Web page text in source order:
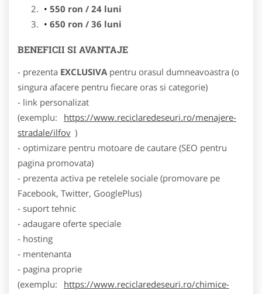
550 ron / 24 luni
650 ron / 36 luni
BENEFICII SI AVANTAJE
- prezenta EXCLUSIVA pentru orasul dumneavoastra (o
singura afacere pentru fiecare oras si categorie)
- link personalizat
(exemplu:
https://www.reciclaredeseuri.ro/menajere-
stradale/ilfov )
- optimizare pentru motoare de cautare (SEO pentru
pagina promovata)
- prezenta activa pe retelele sociale (promovare pe
Facebook, Twitter, GooglePlus)
- suport tehnic
- adaugare oferte speciale
- hosting
- mentenanta
- pagina proprie
(exemplu:
https://www.reciclaredeseuri.ro/chimice-